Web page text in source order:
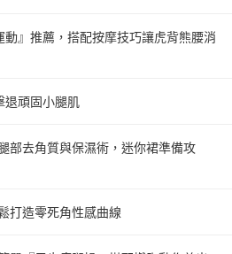
』推薦，搭配按摩技巧讓虎背熊腰消
退頑固小腿肌
部去角質與保濕術，迷你裙準備攻
打造零死角性感曲線